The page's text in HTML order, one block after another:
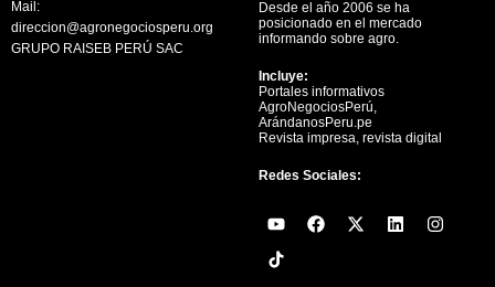
Mail:
direccion@agronegociosperu.org
GRUPO RAISEB PERÚ SAC
Desde el año 2006 se ha
posicionado en el mercado
informando sobre agro.
Incluye:
Portales informativos
AgroNegociosPerú,
ArándanosPeru.pe
Revista impresa, revista digital
Redes Sociales:
Y
o
u
t
F
a
X
-
L
i
I
n